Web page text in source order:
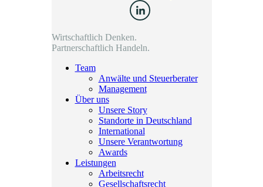
Wirtschaftlich Denken.
Partnerschaftlich Handeln.
Team
Anwälte und Steuerberater
Management
Über uns
Unsere Story
Standorte in Deutschland
International
Unsere Verantwortung
Awards
Leistungen
Arbeitsrecht
Gesellschaftsrecht